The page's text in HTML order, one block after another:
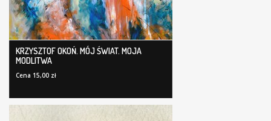
KRZYSZTOF OKOŃ. MÓJ ŚWIAT. MOJA
MODLITWA
Cena 15,00 zł